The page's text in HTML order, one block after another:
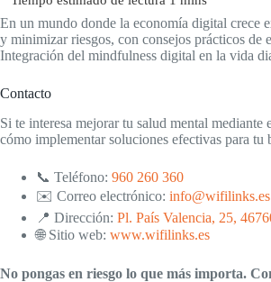
En un mundo donde la economía digital crece
y minimizar riesgos, con consejos prácticos de
Integración del mindfulness digital en la vida
Contacto
Si te interesa mejorar tu salud mental
cómo implementar soluciones efectivas para tu
📞 Teléfono: 960 260 360
✉️ Correo electrónico: info@wifilinks.es
📍 Dirección: Pl. País Valencia, 25,
🌐 Sitio web: www.wifilinks.es
No pongas en riesgo lo que más importa.